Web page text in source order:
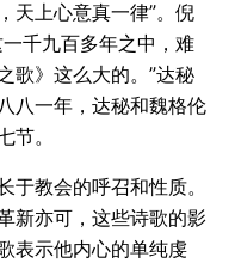
天上心意真一律”。倪
千九百多年之中，难
歌》这么大的。”达秘
八一年，达秘和魏格伦
节。
于教会的呼召和性质。
新亦可，这些诗歌的影
表示他内心的单纯虔